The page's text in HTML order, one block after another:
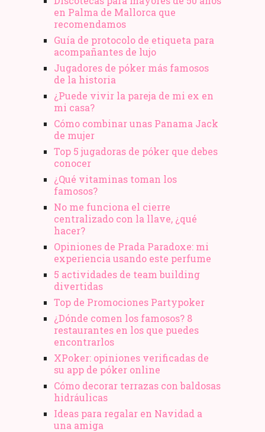
en Palma de Mallorca que
recomendamos
Guía de protocolo de etiqueta para
acompañantes de lujo
Jugadores de póker más famosos
de la historia
¿Puede vivir la pareja de mi ex en
mi casa?
Cómo combinar unas Panama Jack
de mujer
Top 5 jugadoras de póker que debes
conocer
¿Qué vitaminas toman los
famosos?
No me funciona el cierre
centralizado con la llave, ¿qué
hacer?
Opiniones de Prada Paradoxe: mi
experiencia usando este perfume
5 actividades de team building
divertidas
Top de Promociones Partypoker
¿Dónde comen los famosos? 8
restaurantes en los que puedes
encontrarlos
XPoker: opiniones verificadas de
su app de póker online
Cómo decorar terrazas con baldosas
hidráulicas
Ideas para regalar en Navidad a
una amiga